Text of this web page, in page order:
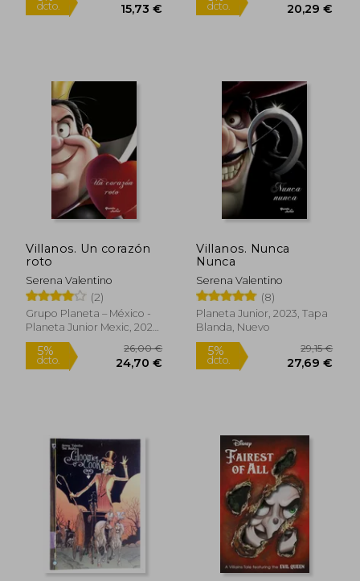
5%
dcto. 15,73 €
5%
dcto.
Villanos. Un corazón
roto
Serena Valentino
(2)
Grupo Planeta – México -
Planeta Junior Mexic, 2026,
Tapa Blanda, Nuevo
5%
dcto.
26,00 €
24,70 €
Villanos. Nunca
Nunca
Serena Valentino
(8)
Planeta Junior, 2023, Tapa
Blanda, Nuevo
5%
dcto.